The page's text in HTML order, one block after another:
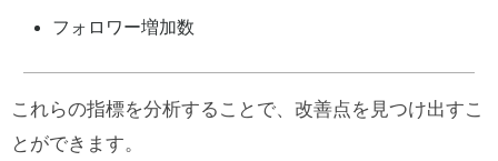
フォロワー増加数
これらの指標を分析することで、改善点を見つけ出すこ
とができます。